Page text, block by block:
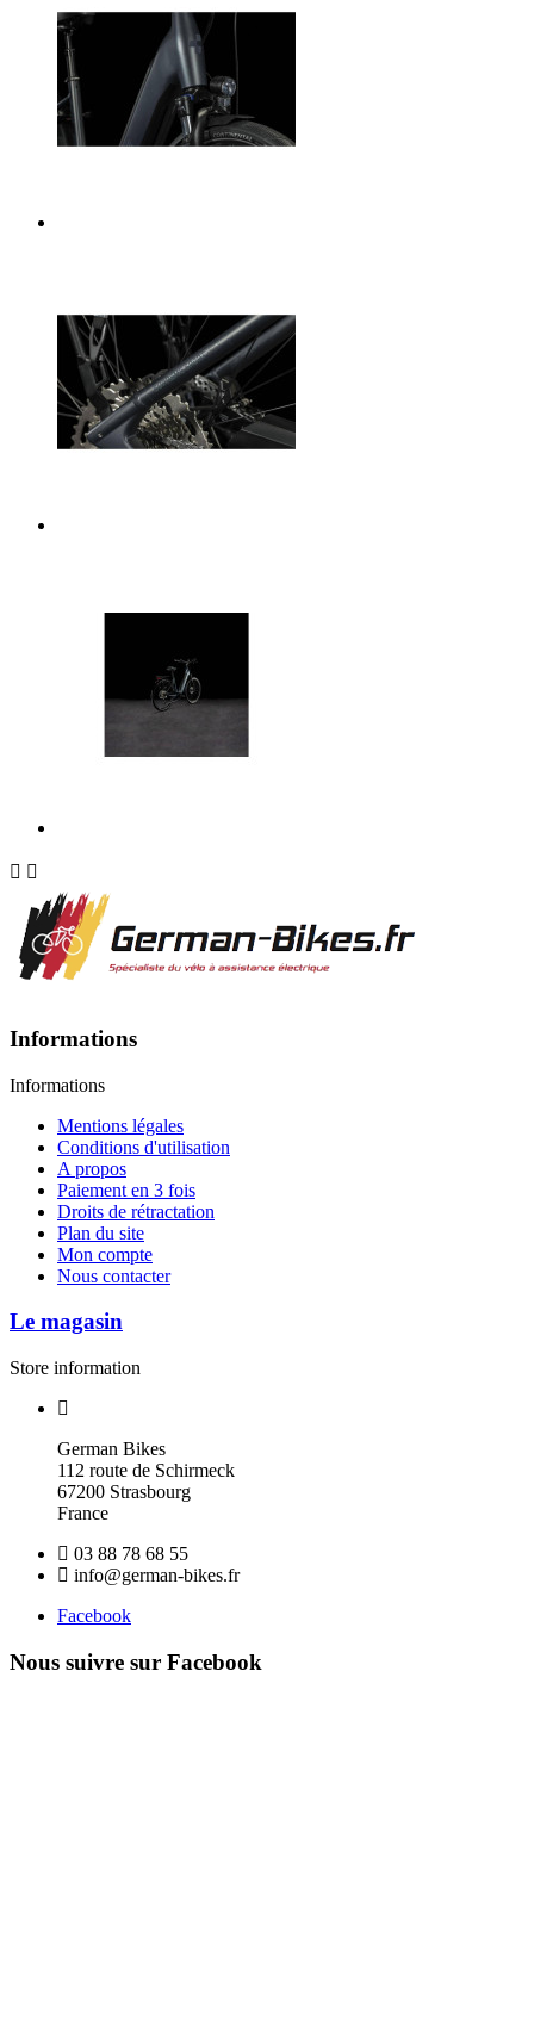
 
Informations
Informations
Mentions légales
Conditions d'utilisation
A propos
Paiement en 3 fois
Droits de rétractation
Plan du site
Mon compte
Nous contacter
Le magasin
Store information
German Bikes
112 route de Schirmeck
67200 Strasbourg
France
03 88 78 68 55
info@german-bikes.fr
Facebook
Nous suivre sur Facebook